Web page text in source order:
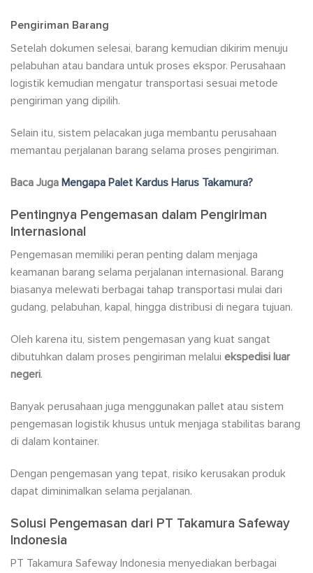
Pengiriman Barang
Setelah dokumen selesai, barang kemudian dikirim menuju
pelabuhan atau bandara untuk proses ekspor. Perusahaan
logistik kemudian mengatur transportasi sesuai metode
pengiriman yang dipilih.
Selain itu, sistem pelacakan juga membantu perusahaan
memantau perjalanan barang selama proses pengiriman.
Baca Juga Mengapa Palet Kardus Harus Takamura?
Pentingnya Pengemasan dalam Pengiriman
Internasional
Pengemasan memiliki peran penting dalam menjaga
keamanan barang selama perjalanan internasional. Barang
biasanya melewati berbagai tahap transportasi mulai dari
gudang, pelabuhan, kapal, hingga distribusi di negara tujuan.
Oleh karena itu, sistem pengemasan yang kuat sangat
dibutuhkan dalam proses pengiriman melalui ekspedisi luar
negeri.
Banyak perusahaan juga menggunakan pallet atau sistem
pengemasan logistik khusus untuk menjaga stabilitas barang
di dalam kontainer.
Dengan pengemasan yang tepat, risiko kerusakan produk
dapat diminimalkan selama perjalanan.
Solusi Pengemasan dari PT Takamura Safeway
Indonesia
PT Takamura Safeway Indonesia menyediakan berbagai